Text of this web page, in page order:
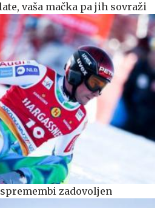
vaša mačka pa jih sovraži
zadovoljen